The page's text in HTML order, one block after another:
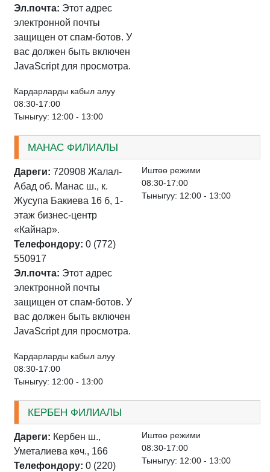
Эл.почта: Этот адрес
электронной почты
защищен от спам-ботов. У
вас должен быть включен
JavaScript для просмотра.
Кардарларды кабыл алуу
08:30-17:00
Тыныгуу: 12:00 - 13:00
МАНАС ФИЛИАЛЫ
Дареги: 720908 Жалал-
Абад об. Манас ш., к.
Жусупа Бакиева 16 б, 1-
этаж бизнес-центр
«Кайнар».
Телефондору: 0 (772)
550917
Эл.почта: Этот адрес
электронной почты
защищен от спам-ботов. У
вас должен быть включен
JavaScript для просмотра.
Иштѳѳ режими
08:30-17:00
Тыныгуу: 12:00 - 13:00
Кардарларды кабыл алуу
08:30-17:00
Тыныгуу: 12:00 - 13:00
КЕРБЕН ФИЛИАЛЫ
Дареги: Кербен ш.,
Уметалиева кѳч., 166
Телефондору:0 (220)
Иштѳѳ режими
08:30-17:00
Тыныгуу: 12:00 - 13:00